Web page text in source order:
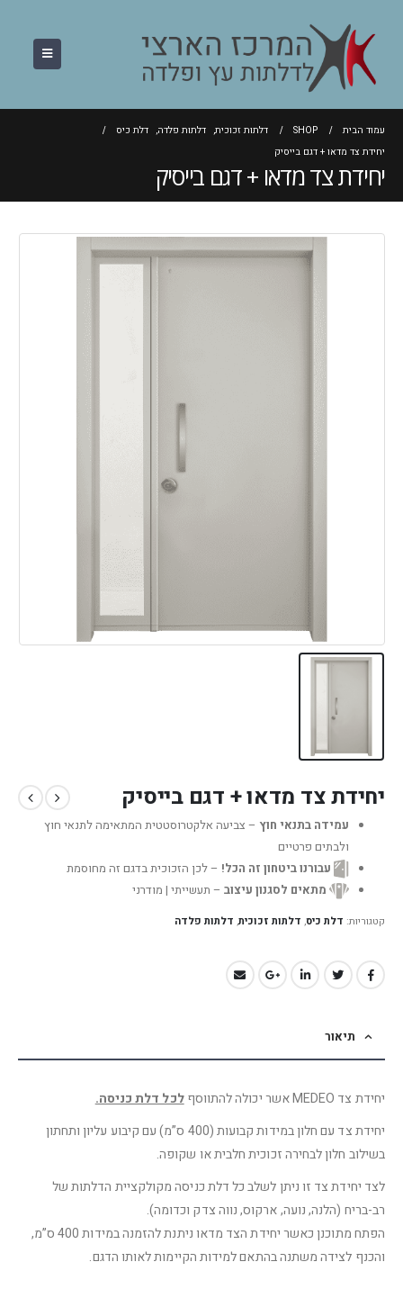
עמוד הבית SHOP דלתות זכוכית, דלתות פלדה, דלת כיס
יחידת צד מדאו + דגם בייסיק
יחידת צד מדאו + דגם בייסיק
יחידת צד מדאו + דגם בייסיק
עמידה בתנאי חוץ – צביעה אלקטרוסטטית המתאימה לתנאי חוץ
ולבתים פרטיים
עבורנו ביטחון זה הכל! – לכן הזכוכית בדגם זה מחוסמת
מתאים לסגנון עיצוב – תעשייתי | מודרני
קטגוריות: דלת כיס, דלתות זכוכית, דלתות פלדה
תיאור
יחידת צד MEDEO אשר יכולה להתווסף
לכל דלת כניסה.
יחידת צד עם חלון במידות קבועות (400 ס”מ) עם קיבוע עליון ותחתון
בשילוב חלון לבחירה זכוכית חלבית או שקופה.
לצד יחידת צד זו ניתן לשלב כל דלת כניסה מקולקציית הדלתות של
רב-בריח (הלנה, נועה, ארקוס, נווה צדק וכדומה).
הפתח מתוכנן כאשר יחידת הצד מדאו ניתנת להזמנה במידות 400 ס”מ,
והכנף לצידה משתנה בהתאם למידות הקיימות לאותו הדגם.